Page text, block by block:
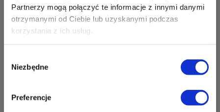
Partnerzy mogą połączyć te informacje z innymi danymi
otrzymanymi od Ciebie lub uzyskanymi podczas
korzystania z ich usług.
zgody
Niezbędne
Preferencje
ul. Srebrna 2
80-180 Gdańsk
ul. Głogowska 9
Zapisz mnie